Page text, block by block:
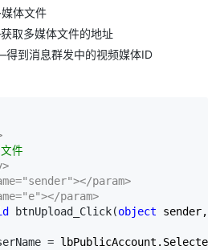
体文件
多媒体文件的地址
到消息群发中的视频媒体ID
件
param>
param>
btnUpload_Click(object sender,
=